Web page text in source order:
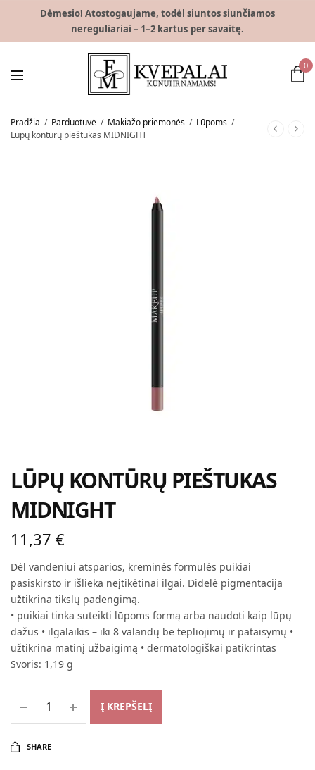
Dėmesio! Atostogaujame, todėl siuntos siunčiamos
nereguliariai – 1–2 kartus per savaitę.
0
Pradžia / Parduotuvė / Makiažo priemonės / Lūpoms /
Lūpų kontūrų pieštukas MIDNIGHT
LŪPŲ KONTŪRŲ PIEŠTUKAS
MIDNIGHT
11,37€
Dėl vandeniui atsparios, kreminės formulės puikiai
pasiskirsto ir išlieka neįtikėtinai ilgai. Didelė pigmentacija
užtikrina tikslų padengimą.
• puikiai tinka suteikti lūpoms formą arba naudoti kaip lūpų
dažus • ilgalaikis – iki 8 valandų be tepliojimų ir pataisymų •
užtikrina matinį užbaigimą • dermatologiškai patikrintas
Svoris: 1,19 g
Į KREPŠELĮ
SHARE